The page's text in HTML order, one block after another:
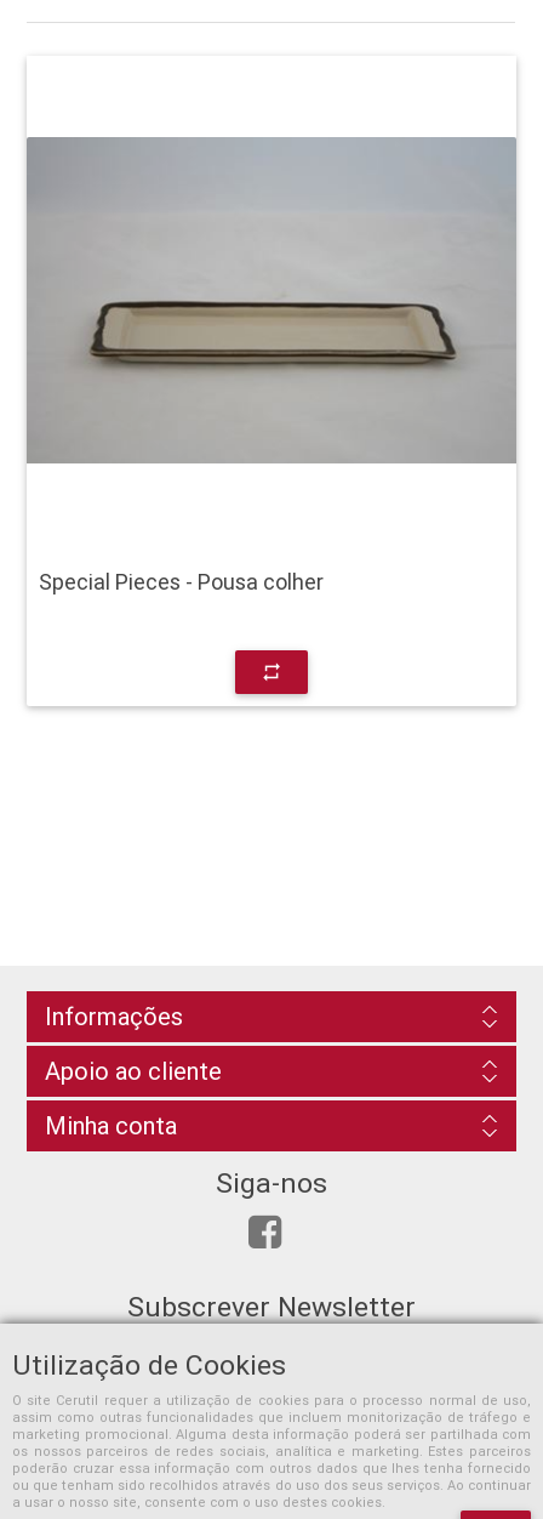
Utilização de Cookies
O site Cerutil requer a utilização de cookies para o processo normal de uso,
assim como outras funcionalidades que incluem monitorização de tráfego e
marketing promocional. Alguma desta informação poderá ser partilhada com
os nossos parceiros de redes sociais, analítica e marketing. Estes parceiros
poderão cruzar essa informação com outros dados que lhes tenha fornecido
ou que tenham sido recolhidos através do uso dos seus serviços. Ao continuar
a usar o nosso site, consente com o uso destes cookies.
Special Pieces - Pousa colher
repeat
Informações
Apoio ao cliente
Minha conta
Siga-nos
Subscrever Newsletter
SUBSCREVER